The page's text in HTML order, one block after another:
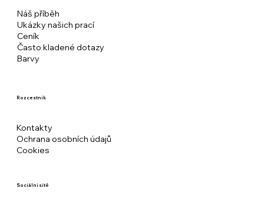
Náš příběh
Ukázky našich prací
Ceník
Často kladené dotazy
Barvy
Rozcestník
Kontakty
Ochrana osobních údajů
Cookies
Sociální sítě